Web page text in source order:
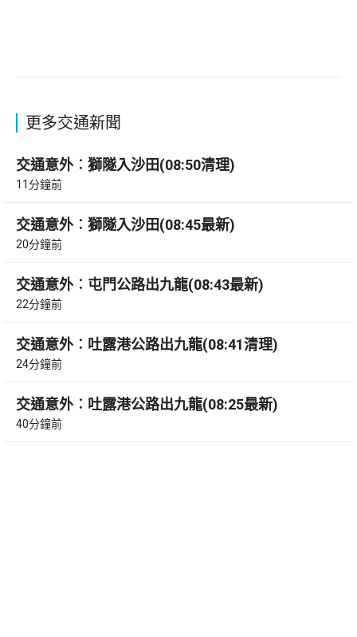
更多交通新聞
交通意外︰獅隧入沙田(08:50清理)
11分鐘前
交通意外︰獅隧入沙田(08:45最新)
20分鐘前
交通意外︰屯門公路出九龍(08:43最新)
22分鐘前
交通意外︰吐露港公路出九龍(08:41清理)
24分鐘前
交通意外︰吐露港公路出九龍(08:25最新)
40分鐘前